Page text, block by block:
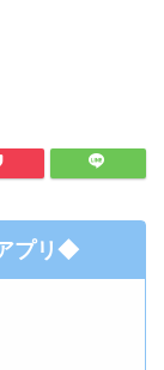
プリ◆